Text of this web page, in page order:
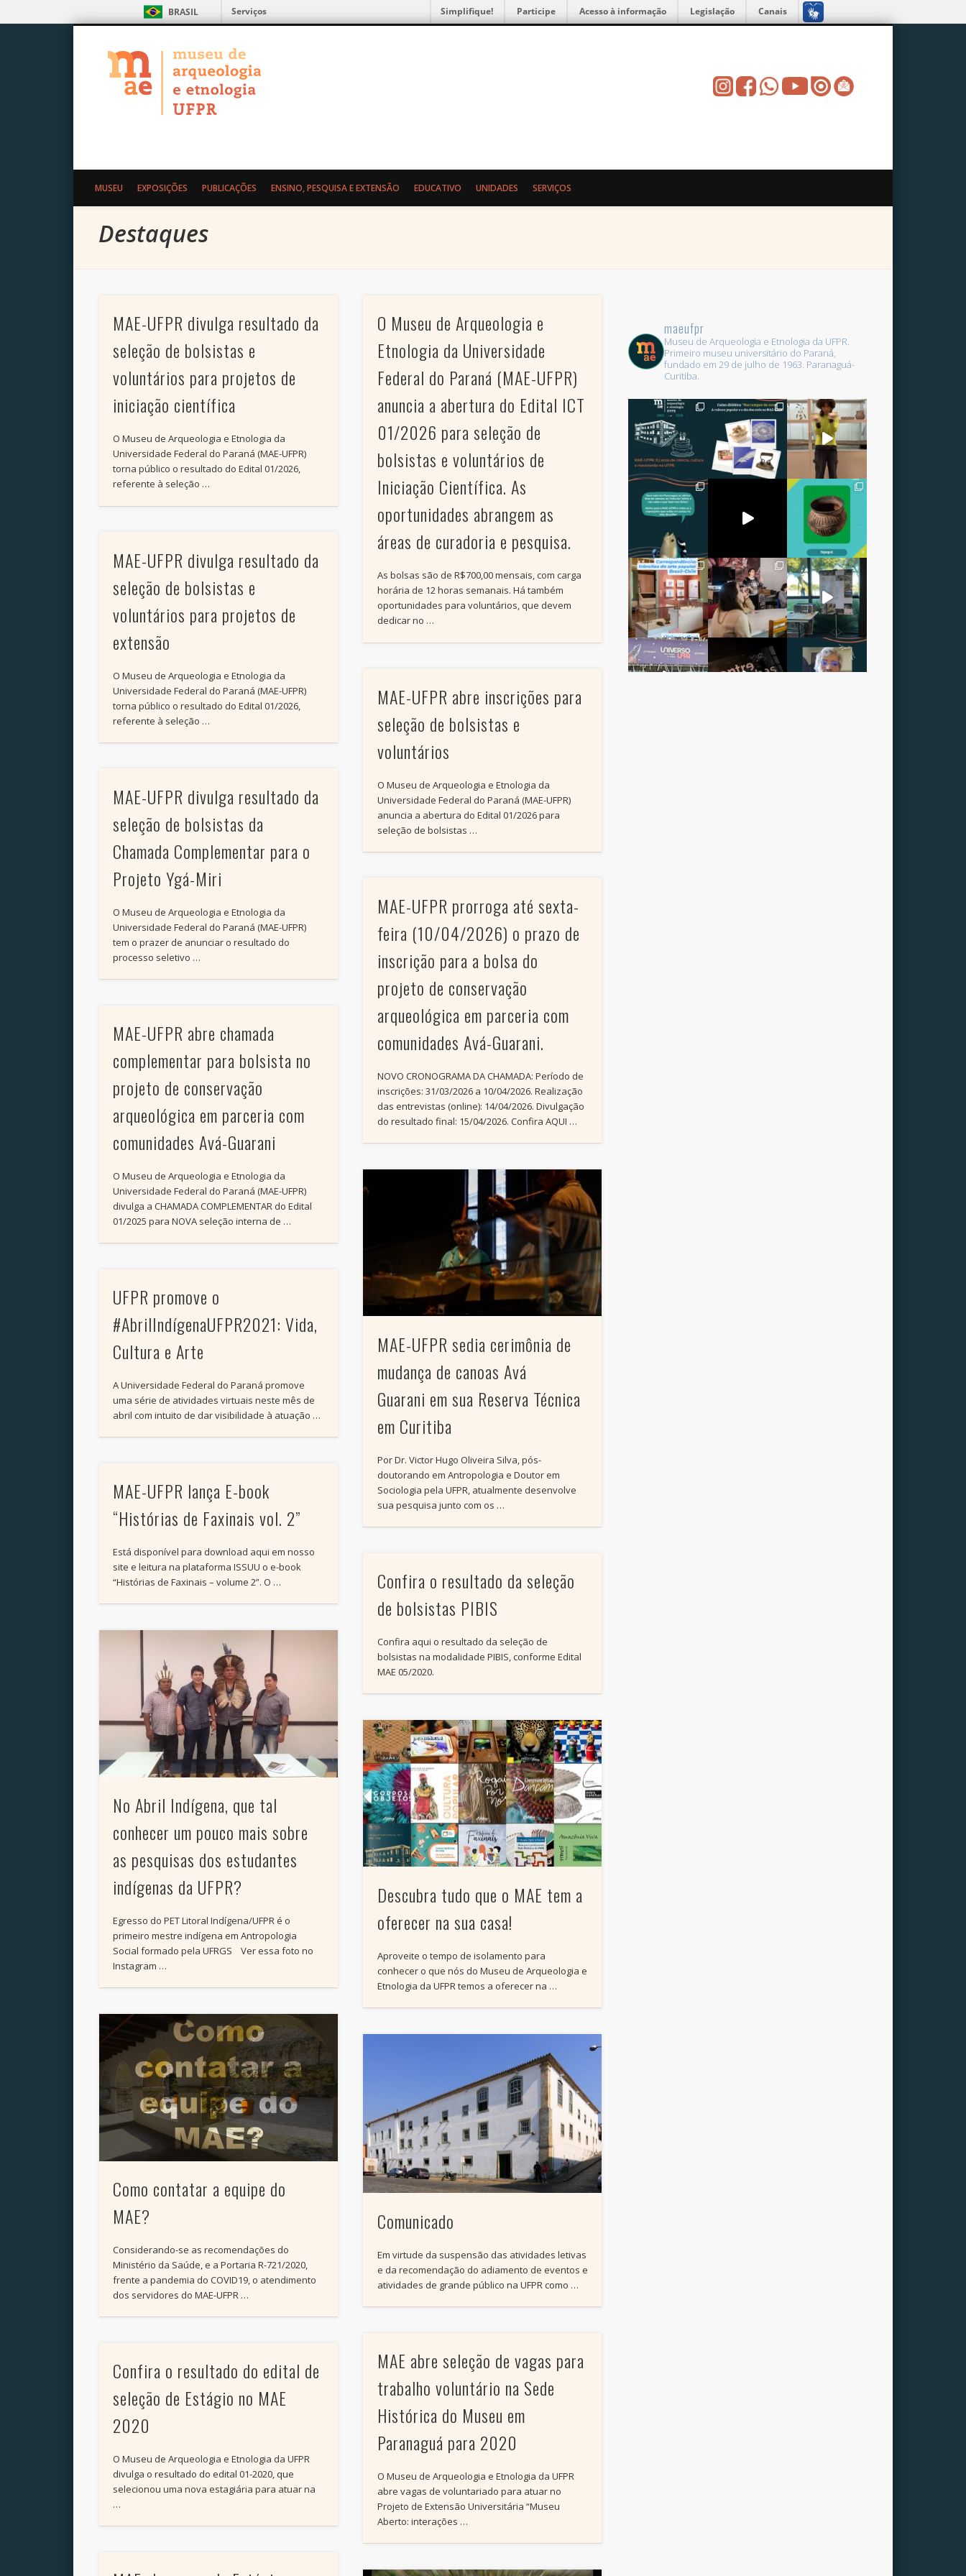
BRASIL Serviços Simplifique! Participe Acesso à informação Legislação Canais
MAE – Museu de Arqueologia e Etnologia da UFPR
MUSEU EXPOSIÇÕES PUBLICAÇÕES ENSINO, PESQUISA E EXTENSÃO EDUCATIVO UNIDADES SERVIÇOS
Destaques
MAE-UFPR divulga resultado da
seleção de bolsistas e
voluntários para projetos de
iniciação científica
O Museu de Arqueologia e Etnologia da
Universidade Federal do Paraná (MAE-UFPR)
torna público o resultado do Edital 01/2026,
referente à seleção …
O Museu de Arqueologia e
Etnologia da Universidade
Federal do Paraná (MAE-UFPR)
anuncia a abertura do Edital ICT
01/2026 para seleção de
bolsistas e voluntários de
Iniciação Científica. As
oportunidades abrangem as
áreas de curadoria e pesquisa.
As bolsas são de R$700,00 mensais, com carga
horária de 12 horas semanais. Há também
oportunidades para voluntários, que devem
dedicar no …
MAE-UFPR divulga resultado da
seleção de bolsistas e
voluntários para projetos de
extensão
O Museu de Arqueologia e Etnologia da
Universidade Federal do Paraná (MAE-UFPR)
torna público o resultado do Edital 01/2026,
referente à seleção …
MAE-UFPR abre inscrições para
seleção de bolsistas e
voluntários
O Museu de Arqueologia e Etnologia da
Universidade Federal do Paraná (MAE-UFPR)
anuncia a abertura do Edital 01/2026 para
seleção de bolsistas …
MAE-UFPR divulga resultado da
seleção de bolsistas da
Chamada Complementar para o
Projeto Ygá-Miri
O Museu de Arqueologia e Etnologia da
Universidade Federal do Paraná (MAE-UFPR)
tem o prazer de anunciar o resultado do
processo seletivo …
MAE-UFPR prorroga até sexta-
feira (10/04/2026) o prazo de
inscrição para a bolsa do
projeto de conservação
arqueológica em parceria com
comunidades Avá-Guarani.
NOVO CRONOGRAMA DA CHAMADA: Período de
inscrições: 31/03/2026 a 10/04/2026. Realização
das entrevistas (online): 14/04/2026. Divulgação
do resultado final: 15/04/2026. Confira AQUI …
MAE-UFPR abre chamada
complementar para bolsista no
projeto de conservação
arqueológica em parceria com
comunidades Avá-Guarani
O Museu de Arqueologia e Etnologia da
Universidade Federal do Paraná (MAE-UFPR)
divulga a CHAMADA COMPLEMENTAR do Edital
01/2025 para NOVA seleção interna de …
MAE-UFPR sedia cerimônia de
mudança de canoas Avá
Guarani em sua Reserva Técnica
em Curitiba
Por Dr. Victor Hugo Oliveira Silva, pós-
doutorando em Antropologia e Doutor em
Sociologia pela UFPR, atualmente desenvolve
sua pesquisa junto com os …
UFPR promove o
#AbrilIndígenaUFPR2021: Vida,
Cultura e Arte
A Universidade Federal do Paraná promove
uma série de atividades virtuais neste mês de
abril com intuito de dar visibilidade à atuação …
MAE-UFPR lança E-book
“Histórias de Faxinais vol. 2”
Está disponível para download aqui em nosso
site e leitura na plataforma ISSUU o e-book
“Histórias de Faxinais – volume 2”. O …
Confira o resultado da seleção
de bolsistas PIBIS
Confira aqui o resultado da seleção de
bolsistas na modalidade PIBIS, conforme Edital
MAE 05/2020.
No Abril Indígena, que tal
conhecer um pouco mais sobre
as pesquisas dos estudantes
indígenas da UFPR?
Egresso do PET Litoral Indígena/UFPR é o
primeiro mestre indígena em Antropologia
Social formado pela UFRGS Ver essa foto no
Instagram …
Descubra tudo que o MAE tem a
oferecer na sua casa!
Aproveite o tempo de isolamento para
conhecer o que nós do Museu de Arqueologia e
Etnologia da UFPR temos a oferecer na …
Como contatar a equipe do
MAE?
Considerando-se as recomendações do
Ministério da Saúde, e a Portaria R-721/2020,
frente a pandemia do COVID19, o atendimento
dos servidores do MAE-UFPR …
Comunicado
Em virtude da suspensão das atividades letivas
e da recomendação do adiamento de eventos e
atividades de grande público na UFPR como …
MAE abre seleção de vagas para
trabalho voluntário na Sede
Histórica do Museu em
Paranaguá para 2020
O Museu de Arqueologia e Etnologia da UFPR
abre vagas de voluntariado para atuar no
Projeto de Extensão Universitária “Museu
Aberto: interações …
Confira o resultado do edital de
seleção de Estágio no MAE
2020
O Museu de Arqueologia e Etnologia da UFPR
divulga o resultado do edital 01-2020, que
selecionou uma nova estagiária para atuar na
…
maeufpr
Museu de Arqueologia e Etnologia da UFPR.
Primeiro museu universitário do Paraná,
fundado em 29 de julho de 1963. Paranaguá-
Curitiba.